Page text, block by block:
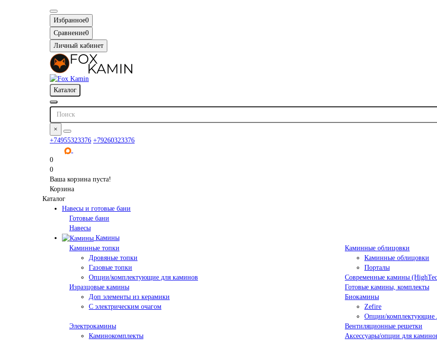
Избранное0
Сравнение0
Личный кабинет
Каталог
×
+74955323376 +79260323376
0
0
Ваша корзина пуста!
Корзина
Каталог
Навесы и готовые бани
Готовые бани
Навесы
Камины
Каминные топки
Дровяные топки
Газовые топки
Опции/комплектующие для каминов
Каминные облицовки
Каминные облицовки
Порталы
Современные камины
Изразцовые камины
Доп элементы из керамики
С электрическим очагом
Готовые камины, комплекты
Биокамины
Zefire
Опции/комплектующие
Электрокамины
Каминокомплекты
Вентиляционные решетки
Аксессуары/опции для